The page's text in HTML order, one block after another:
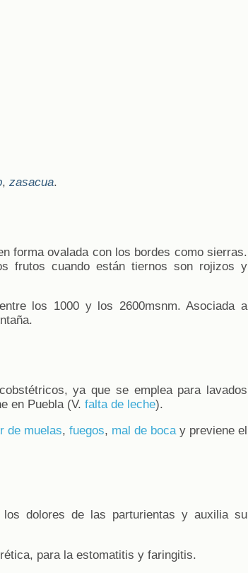
, zasacua.
forma ovalada con los bordes como sierras.
frutos cuando están tiernos son rojizos y
los 1000 y los 2600msnm. Asociada a
ya que se emplea para lavados
en Puebla (V. falta de leche).
de muelas, fuegos, mal de bocay previene el
dolores de las parturientas y auxilia su
para la estomatitis y faringitis.